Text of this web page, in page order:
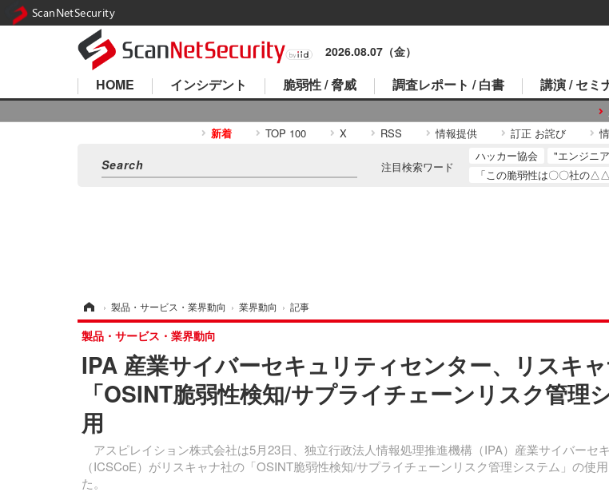
2026.08.07（金）
HOME インシデント 脆弱性 / 脅威 調査レポート / 白書 講演 / セミ
新着 TOP 100 X RSS 情報提供 訂正 お詫び
注目検索ワード
ハッカー協会 "エンジニ
「この脆弱性は〇〇社の
› 製品・サービス・業界動向 › 業界動向 › 記事
IPA 産業サイバーセキュリティセンター、リスキ
「OSINT脆弱性検知/サプライチェーンリスク管理
用
アスピレイション株式会社は5月23日、独立行政法人情報処理推進機構（IPA）産業サイバーセ
（ICSCoE）がリスキャナ社の「OSINT脆弱性検知/サプライチェーンリスク管理システム」の使
た。
製品・サービス・業界動向
ScanNetSecurity